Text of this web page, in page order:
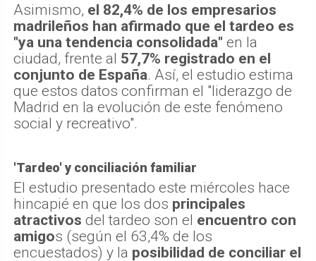
Asimismo, el 82,4% de los empresarios
madrileños han afirmado que el tardeo es
"ya una tendencia consolidada" en la
ciudad, frente al 57,7% registrado en el
conjunto de España. Así, el estudio estima
que estos datos confirman el "liderazgo de
Madrid en la evolución de este fenómeno
social y recreativo".
'Tardeo' y conciliación familiar
El estudio presentado este miércoles hace
hincapié en que los dos principales
atractivos del tardeo son el encuentro con
amigos (según el 63,4% de los
encuestados) y la posibilidad de conciliar el